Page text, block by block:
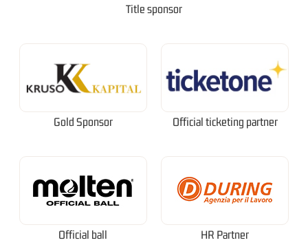
Title sponsor
Gold Sponsor Official ticketing partner
Official ball HR Partner